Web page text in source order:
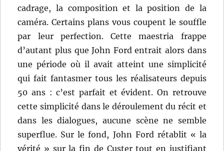
cadrage, la composition et la position de la
caméra. Certains plans vous coupent le souffle
par leur perfection. Cette maestria frappe
d’autant plus que John Ford entrait alors dans
une période où il avait atteint une simplicité
qui fait fantasmer tous les réalisateurs depuis
50 ans : c’est parfait et évident. On retrouve
cette simplicité dans le déroulement du récit et
dans les dialogues, aucune scène ne semble
superflue. Sur le fond, John Ford rétablit « la
vérité » sur la fin de Custer tout en justifiant